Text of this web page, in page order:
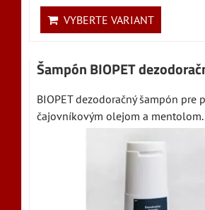
VYBERTE VARIANT
Šampón BIOPET
BIOPET dezodoračný šampón pre
čajovníkovým olejom a mentolom.